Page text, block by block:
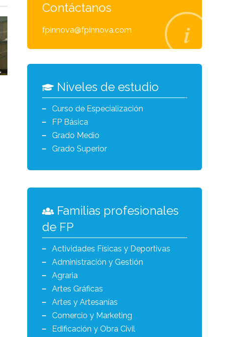
Contáctanos
fpinnova@fpinnova.com
Niveles de estudio
Curso de Especialización
FP Básica
Grado Medio
Grado Superior
Familias profesionales
de FP
Actividades Físicas y Deportivas
Administración y Gestión
Agraria
Artes Gráficas
Artes y Artesanías
Comercio y Marketing
Edificación y Obra Civil